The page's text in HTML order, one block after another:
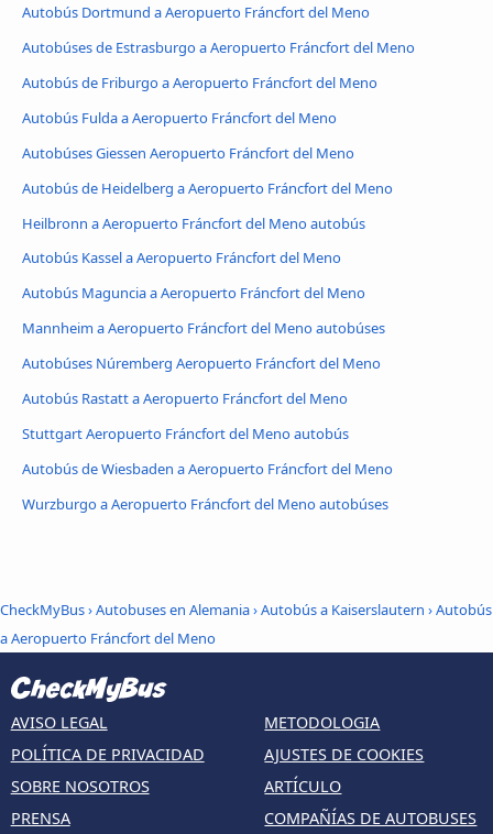
Autobús Dortmund a Aeropuerto Fráncfort del Meno
Autobúses de Estrasburgo a Aeropuerto Fráncfort del Meno
Autobús de Friburgo a Aeropuerto Fráncfort del Meno
Autobús Fulda a Aeropuerto Fráncfort del Meno
Autobúses Giessen Aeropuerto Fráncfort del Meno
Autobús de Heidelberg a Aeropuerto Fráncfort del Meno
Heilbronn a Aeropuerto Fráncfort del Meno autobús
Autobús Kassel a Aeropuerto Fráncfort del Meno
Autobús Maguncia a Aeropuerto Fráncfort del Meno
Mannheim a Aeropuerto Fráncfort del Meno autobúses
Autobúses Núremberg Aeropuerto Fráncfort del Meno
Autobús Rastatt a Aeropuerto Fráncfort del Meno
Stuttgart Aeropuerto Fráncfort del Meno autobús
Autobús de Wiesbaden a Aeropuerto Fráncfort del Meno
Wurzburgo a Aeropuerto Fráncfort del Meno autobúses
CheckMyBus›Autobuses en Alemania›Autobús a Kaiserslautern ›Autobús
a Aeropuerto Fráncfort del Meno
AVISO LEGAL
POLÍTICA DE PRIVACIDAD
SOBRE NOSOTROS
PRENSA
METODOLOGIA
AJUSTES DE COOKIES
ARTÍCULO
COMPAÑÍAS DE AUTOBUSES